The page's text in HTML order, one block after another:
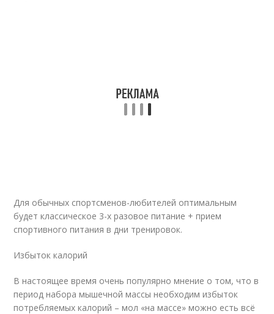
Для обычных спортсменов-любителей оптимальным
будет классическое 3-х разовое питание + прием
спортивного питания в дни тренировок.
Избыток калорий
В настоящее время очень популярно мнение о том, что в
период набора мышечной массы необходим избыток
потребляемых калорий – мол «на массе» можно есть всё